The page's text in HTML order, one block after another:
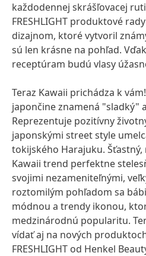
každodennej skrášľovacej
FRESHLIGHT produktové
dizajnom, ktoré vytvoril
sú len krásne na pohľad.
receptúram budú vlasy
Teraz Kawaii prichádza k
japončine znamená "sladký"
Reprezentuje pozitívny
japonskými street style
tokijského Harajuku.
Kawaii trend perfektne
svojimi nezameniteľnými,
roztomilým pohľadom sa
módnou a trendy ikonou,
medzinárodnú popularitu.
vídať aj na nových
FRESHLIGHT od Henkel